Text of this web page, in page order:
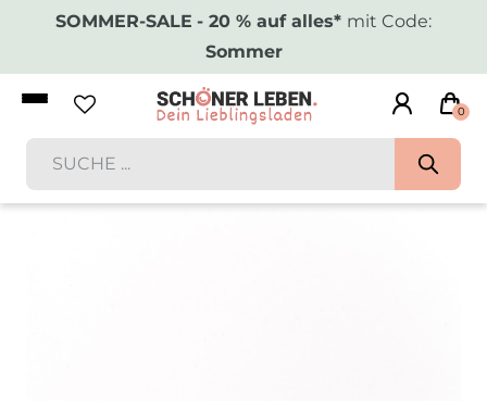
SOMMER-SALE - 20 % auf alles* mit Code:
Sommer
0